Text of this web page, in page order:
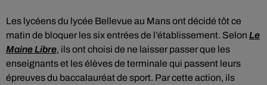
Les lycéens du lycée Bellevue au Mans ont décidé tôt ce
matin de bloquer les six entrées de l’établissement. Selon Le
Maine Libre, ils ont choisi de ne laisser passer que les
enseignants et les élèves de terminale qui passent leurs
épreuves du baccalauréat de sport. Par cette action, ils